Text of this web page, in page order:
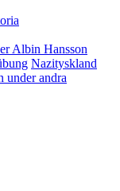
Albin Hansson
Nazityskland
under andra